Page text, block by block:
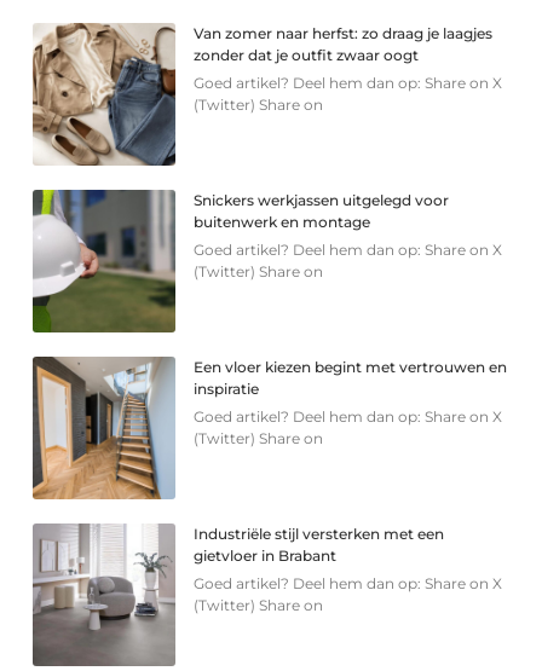
Van zomer naar herfst: zo draag je laagjes
zonder dat je outfit zwaar oogt
Goed artikel? Deel hem dan op: Share on X
(Twitter) Share on
Snickers werkjassen uitgelegd voor
buitenwerk en montage
Goed artikel? Deel hem dan op: Share on X
(Twitter) Share on
Een vloer kiezen begint met vertrouwen en
inspiratie
Goed artikel? Deel hem dan op: Share on X
(Twitter) Share on
Industriële stijl versterken met een
gietvloer in Brabant
Goed artikel? Deel hem dan op: Share on X
(Twitter) Share on